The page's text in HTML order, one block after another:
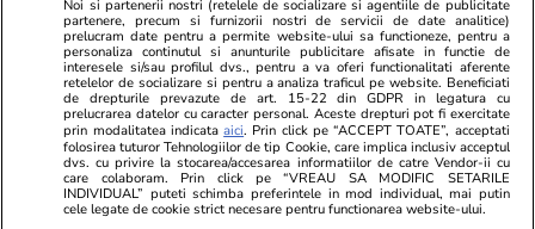
sunt contestate modificările la
legea decarbonizării
Politică 04 aug.
Nicușor Dan a promulgat legile
privind plafonarea prețului la
Noi si partenerii nostri (retelele de socializare si agentiile de publicitate
partenere, precum si furnizorii nostri de servicii de date analitice)
prelucram date pentru a permite website-ului sa functioneze, pentru a
personaliza continutul si anunturile publicitare afisate in functie de
interesele si/sau profilul dvs., pentru a va oferi functionalitati aferente
retelelor de socializare si pentru a analiza traficul pe website. Beneficiati
de drepturile prevazute de art. 15-22 din GDPR in legatura cu
prelucrarea datelor cu caracter personal. Aceste drepturi pot fi exercitate
prin modalitatea indicataaici. Prin click pe “ACCEPT TOATE”, acceptati
folosirea tuturor Tehnologiilor de tip Cookie, care implica inclusiv acceptul
dvs. cu privire la stocarea/accesarea informatiilor de catre Vendor-ii cu
care colaboram. Prin click pe “VREAU SA MODIFIC SETARILE
INDIVIDUAL” puteti schimba preferintele in mod individual, mai putin
cele legate de cookie strict necesare pentru functionarea website-ului.